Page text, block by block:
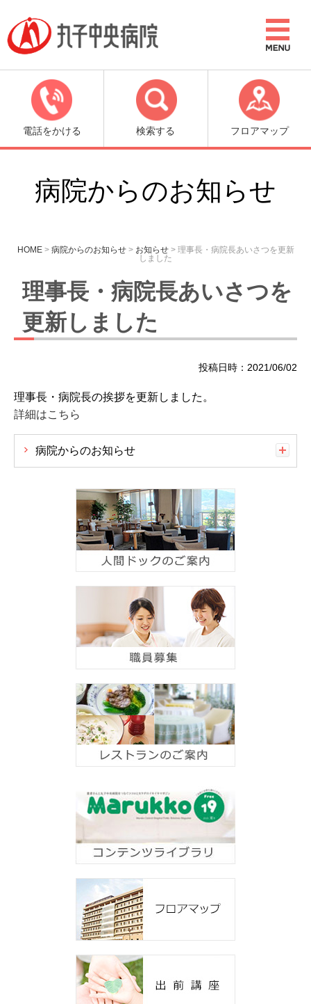
電話をかける 検索する フロアマップ
病院からのお知らせ
HOME> 病院からのお知らせ> お知らせ> 理事長・病院長あいさつを更新
しました
理事長・病院長あいさつを
更新しました
投稿日時：2021/06/02
理事長・病院長の挨拶を更新しました。
詳細はこちら
病院からのお知らせ